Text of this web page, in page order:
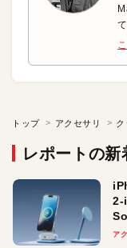
トップ アクセサリ
レポートの新
2-
ー
ア